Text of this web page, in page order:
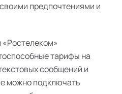
предпочтениями и
тарифы на
сообщений и
можно подключать